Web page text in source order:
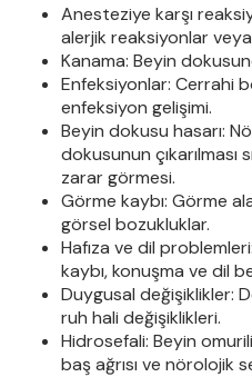
Anesteziye karşı
alerjik reaksiyonlar
Kanama: Beyin
Enfeksiyonlar: Cerrahi
enfeksiyon gelişimi.
Beyin dokusu hasarı:
dokusunun çıkarılması
zarar görmesi.
Görme kaybı: Görme
görsel bozukluklar.
Hafıza ve dil
kaybı, konuşma ve dil
Duygusal değişiklikler:
ruh hali değişiklikleri.
Hidrosefali: Beyin
baş ağrısı ve nörolojik